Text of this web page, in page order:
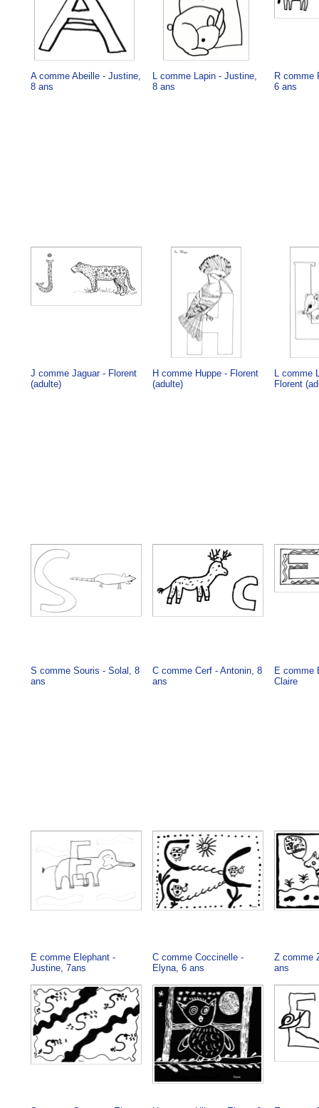
A comme Abeille - Justine,
8 ans
L comme Lapin - Justine,
8 ans
R comme
6 ans
J comme Jaguar - Florent
(adulte)
H comme Huppe - Florent
(adulte)
L comme
Florent
S comme Souris - Solal, 8
ans
C comme Cerf - Antonin, 8
ans
E comme
Claire
E comme Elephant -
Justine, 7ans
C comme Coccinelle -
Elyna, 6 ans
Z comme
ans